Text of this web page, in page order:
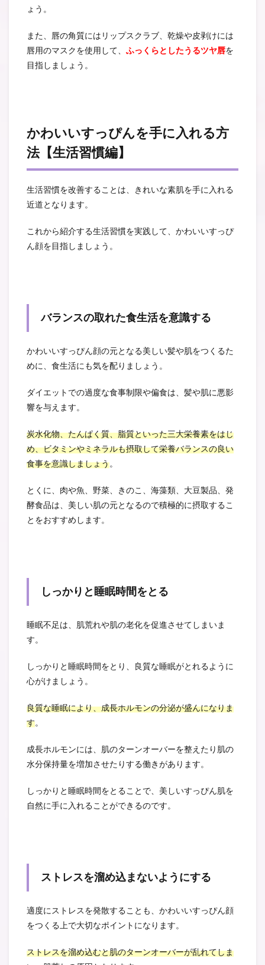
ょう。
また、唇の角質にはリップスクラブ、乾燥や皮剥けには
唇用のマスクを使用して、 ふっくらとしたうるツヤ唇を
目指しましょう。
かわいいすっぴんを手に入れる方
法【生活習慣編】
生活習慣を改善することは、きれいな素肌を手に入れる
近道となります。
これから紹介する生活習慣を実践して、かわいいすっぴ
ん顔を目指しましょう。
バランスの取れた食生活を意識する
かわいいすっぴん顔の元となる美しい髪や肌をつくるた
めに、食生活にも気を配りましょう。
ダイエットでの過度な食事制限や偏食は、髪や肌に悪影
響を与えます。
炭水化物、たんぱく質、脂質といった三大栄養素をはじ
め、ビタミンやミネラルも摂取して栄養バランスの良い
食事を意識しましょう。
とく に、肉や魚、野菜、きのこ、海藻類、大豆製品、発
酵食品は、美しい肌の元となるので積極的に摂取するこ
とをおすすめします。
しっかりと睡眠時間をとる
睡眠不足は、肌荒れや肌の老化を促進させてしまいま
す。
しっかりと睡眠時間をとり、良質な睡眠がとれるように
心がけましょう。
良質な睡眠により、成長ホルモンの分泌が盛んになりま
す。
成長ホルモンには、肌のターンオーバーを整えたり肌の
水分保持量を増加させたりする働きがあります。
しっかりと睡眠時間をとることで、美しいすっぴん肌を
自然に手に入れることができるのです。
ストレスを溜め込まないようにする
適度にストレスを発散することも、かわいいすっぴん顔
をつくる上で大切なポイントになります。
ストレスを溜め込むと肌のターンオーバーが乱れてしま